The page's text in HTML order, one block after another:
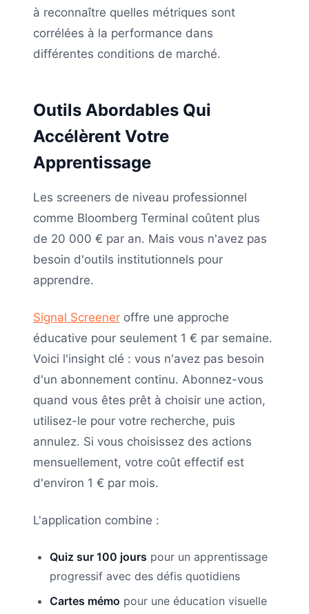
à reconnaître quelles métriques sont
corrélées à la performance dans
différentes conditions de marché.
Outils Abordables Qui
Accélèrent Votre
Apprentissage
Les screeners de niveau professionnel
comme Bloomberg Terminal coûtent plus
de 20 000 € par an. Mais vous n'avez pas
besoin d'outils institutionnels pour
apprendre.
Signal Screener offre une approche
éducative pour seulement 1 € par semaine.
Voici l'insight clé : vous n'avez pas besoin
d'un abonnement continu. Abonnez-vous
quand vous êtes prêt à choisir une action,
utilisez-le pour votre recherche, puis
annulez. Si vous choisissez des actions
mensuellement, votre coût effectif est
d'environ 1 € par mois.
L'application combine :
Quiz sur 100 jours pour un apprentissage
progressif avec des défis quotidiens
Cartes mémo pour une éducation visuelle